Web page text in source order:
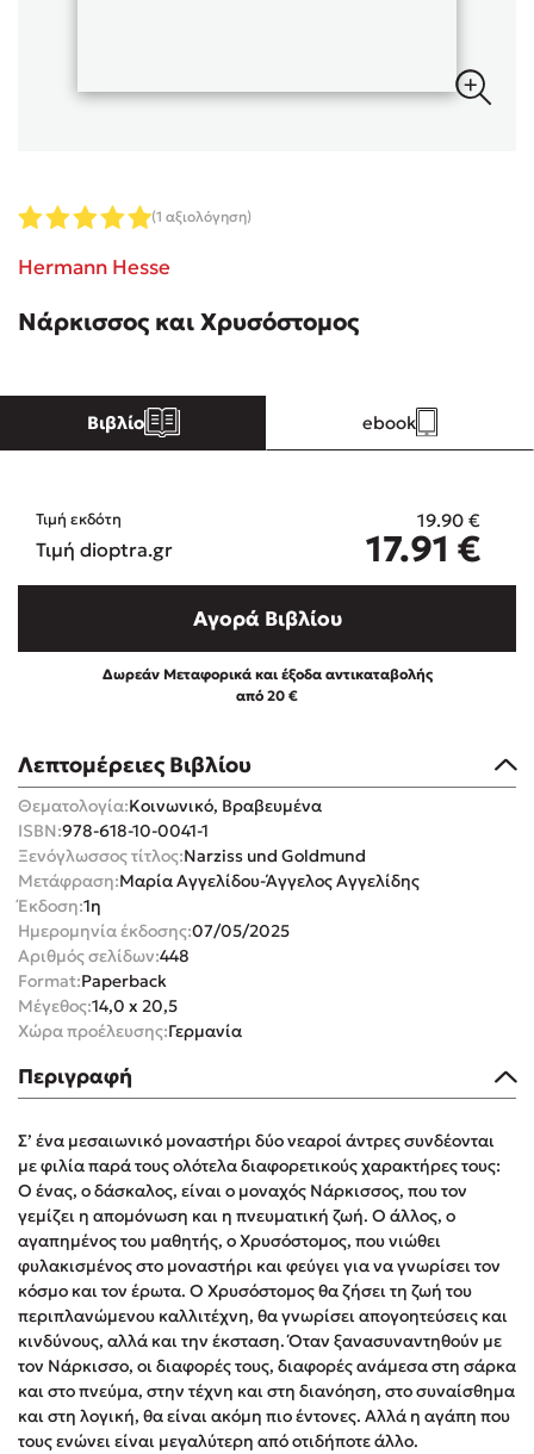
Ιωάννης Γλωσσόπουλος
Δανάη Δεληγεώργη
Πάνω, κάτω, μπροστά, πίσω
Mel Robbins
Η μέθοδος Αφήστε τους
Δημοφιλείς Συγγραφείς
Παύλος Καστανάς
El Sombrero
Στέφανος Ξενάκης
Sebastian Fitzek
Freida McFadden
Κατρίνα Τσάνταλη
Lucinda Riley
Mimi Matthews
Benzamin Bécue
(1 αξιολόγηση)
Hermann Hesse
Νάρκισσος και Χρυσόστομος
Βιβλίο ebook
Λεπτομέρειες Βιβλίου
Θεματολογία:Κοινωνικό, Βραβευμένα
ISBN:978-618-10-0041-1
Ξενόγλωσσος τίτλος:Narziss und Goldmund
Μετάφραση:Μαρία Αγγελίδου-Άγγελος Αγγελίδης
Έκδοση:1η
Ημερομηνία έκδοσης:07/05/2025
Αριθμός σελίδων:448
Format:Paperback
Μέγεθος:14,0 x 20,5
Χώρα προέλευσης:Γερμανία
Τιμή εκδότη 19.90 €
Τιμή dioptra.gr 17.91 €
Αγορά Βιβλίου
Δωρεάν Μεταφορικά και έξοδα αντικαταβολής
από 20 €
Περιγραφή
Σ’ ένα μεσαιωνικό μοναστήρι δύο νεαροί άντρες συνδέονται
με φιλία παρά τους ολότελα διαφορετικούς χαρακτήρες τους:
Ο ένας, ο δάσκαλος, είναι ο μοναχός Νάρκισσος, που τον
γεμίζει η απομόνωση και η πνευματική ζωή. Ο άλλος, ο
αγαπημένος του μαθητής, ο Χρυσόστομος, που νιώθει
φυλακισμένος στο μοναστήρι και φεύγει για να γνωρίσει τον
κόσμο και τον έρωτα. Ο Χρυσόστομος θα ζήσει τη ζωή του
περιπλανώμενου καλλιτέχνη, θα γνωρίσει απογοητεύσεις και
κινδύνους, αλλά και την έκσταση. Όταν ξανασυναντηθούν με
τον Νάρκισσο, οι διαφορές τους, διαφορές ανάμεσα στη σάρκα
και στο πνεύμα, στην τέχνη και στη διανόηση, στο συναίσθημα
και στη λογική, θα είναι ακόμη πιο έντονες. Αλλά η αγάπη που
τους ενώνει είναι μεγαλύτερη από οτιδήποτε άλλο.